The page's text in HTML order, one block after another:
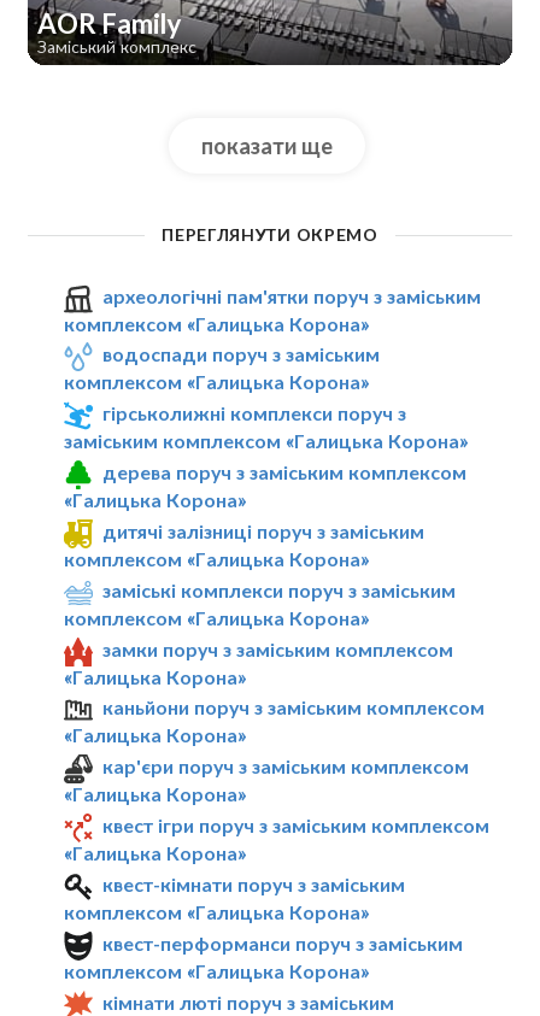
AOR Family
Заміський комплекс
показати ще
ПЕРЕГЛЯНУТИ ОКРЕМО
археологічні пам'ятки поруч з заміським
комплексом «Галицька Корона»
водоспади поруч з заміським
комплексом «Галицька Корона»
гірськолижні комплекси поруч з
заміським комплексом «Галицька Корона»
дерева поруч з заміським комплексом
«Галицька Корона»
дитячі залізниці поруч з заміським
комплексом «Галицька Корона»
заміські комплекси поруч з заміським
комплексом «Галицька Корона»
замки поруч з заміським комплексом
«Галицька Корона»
каньйони поруч з заміським комплексом
«Галицька Корона»
кар'єри поруч з заміським комплексом
«Галицька Корона»
квест ігри поруч з заміським комплексом
«Галицька Корона»
квест-кімнати поруч з заміським
комплексом «Галицька Корона»
квест-перформанси поруч з заміським
комплексом «Галицька Корона»
кімнати люті поруч з заміським